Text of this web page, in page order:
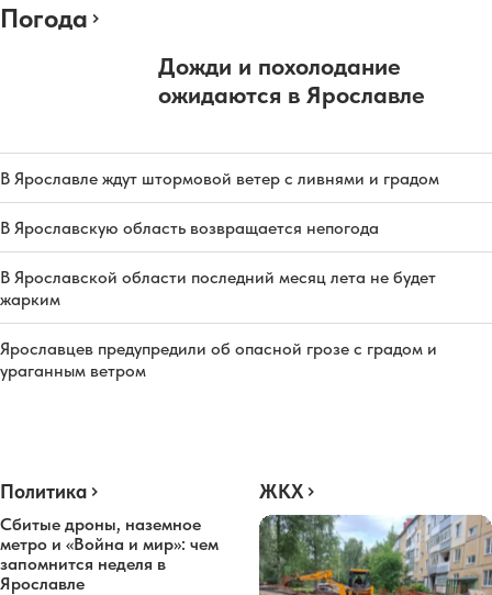
Погода
Дожди и похолодание
ожидаются в Ярославле
В Ярославле ждут штормовой ветер с ливнями и градом
В Ярославскую область возвращается непогода
В Ярославской области последний месяц лета не будет
жарким
Ярославцев предупредили об опасной грозе с градом и
ураганным ветром
Политика
Сбитые дроны, наземное
метро и «Война и мир»: чем
запомнится неделя в
Ярославле
ЖКХ